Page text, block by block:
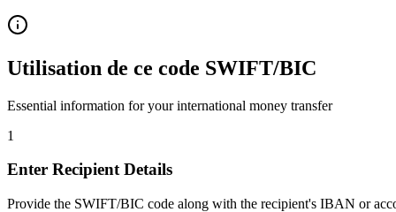
Utilisation de ce code SWIFT/BIC
Essential information for your international money transfer
1
Enter Recipient Details
Provide the SWIFT/BIC code along with the recipient's IBAN or